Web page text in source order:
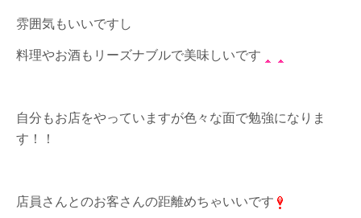
雰囲気もいいですし
料理やお酒もリーズナブルで美味しいです
自分もお店をやっていますが色々な面で勉強になりま
す！！
店員さんとのお客さんの距離めちゃいいです